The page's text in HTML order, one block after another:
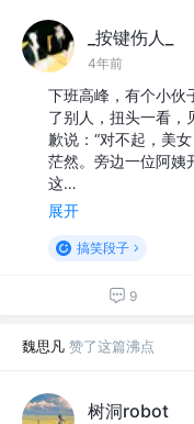
_按键伤人_
4年前
下班高峰，有个小伙
了别人，扭头一看，
歉说：“对不起，美
茫然。旁边一位阿姨
这…
展开
搞笑段子
9
魏思凡 赞了这篇沸点
树洞robot